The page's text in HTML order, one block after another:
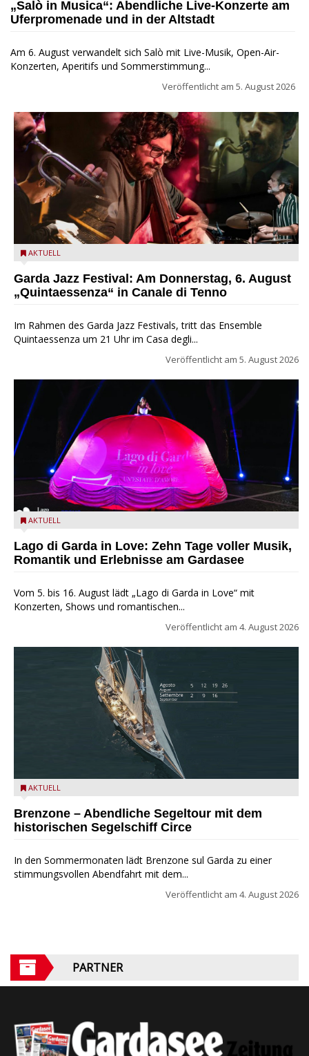
„Salò in Musica“: Abendliche Live-Konzerte am
Uferpromenade und in der Altstadt
Am 6. August verwandelt sich Salò mit Live-Musik, Open-Air-
Konzerten, Aperitifs und Sommerstimmung...
Veröffentlicht am 5. August 2026
Das Ensemble Quintaessenza zu Gast beim Garda Jazz
AKTUELL
Garda Jazz Festival: Am Donnerstag, 6. August
„Quintaessenza“ in Canale di Tenno
Im Rahmen des Garda Jazz Festivals, tritt das Ensemble
Quintaessenza um 21 Uhr im Casa degli...
Veröffentlicht am 5. August 2026
Lago di Garda in Love
AKTUELL
Lago di Garda in Love: Zehn Tage voller Musik,
Romantik und Erlebnisse am Gardasee
Vom 5. bis 16. August lädt „Lago di Garda in Love“ mit
Konzerten, Shows und romantischen...
Veröffentlicht am 4. August 2026
Mit dem historischen Segelschiff Circe auf dem Gardasee.
AKTUELL
Brenzone – Abendliche Segeltour mit dem
historischen Segelschiff Circe
In den Sommermonaten lädt Brenzone sul Garda zu einer
stimmungsvollen Abendfahrt mit dem...
Veröffentlicht am 4. August 2026
PARTNER